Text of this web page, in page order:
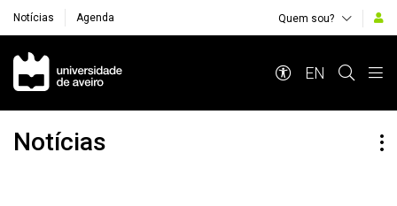
Notícias Agenda Quem sou?
Navegação Principal
EN
Notícias